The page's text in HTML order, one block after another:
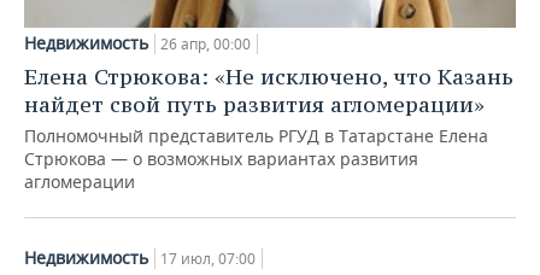
Недвижимость 26 апр, 00:00
Елена Стрюкова: «Не исключено, что Казань
найдет свой путь развития агломерации»
Полномочный представитель РГУД в Татарстане Елена
Стрюкова — о возможных вариантах развития
агломерации
Недвижимость 17 июл, 07:00